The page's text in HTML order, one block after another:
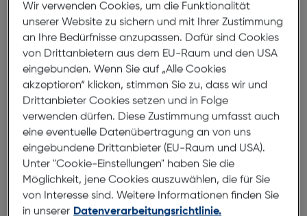
extra dünnem, hochfestem Edelstahl gefertigt
wurde. Die verwendung dieses speziellen Materiales
verleiht dieser Fassung eine unwahrscheinliche
leichtigkeit, und bewirkt sensationellen
tragekomfort. Durch verwendung dieser besonders
leichten und frischen Farbe wirkt diese fast
unsichtbare Fassung freundlich, und modisch
ansprechend.
Abmessungen
Brillenbreite:140mm
Wir verwenden Cookies, um die Funktionalität
unserer Website zu sichern und mit Ihrer Zustimmung
an Ihre Bedürfnisse anzupassen. Dafür sind Cookies
von Drittanbietern aus dem EU-Raum und den USA
eingebunden. Wenn Sie auf „Alle Cookies
akzeptieren“ klicken, stimmen Sie zu, dass wir und
Drittanbieter Cookies setzen und in Folge
verwenden dürfen. Diese Zustimmung umfasst auch
eine eventuelle Datenübertragung an von uns
eingebundene Drittanbieter (EU-Raum und USA).
Unter "Cookie-Einstellungen" haben Sie die
Möglichkeit, jene Cookies auszuwählen, die für Sie
von Interesse sind. Weitere Informationen finden Sie
in unserer Datenverarbeitungsrichtlinie.